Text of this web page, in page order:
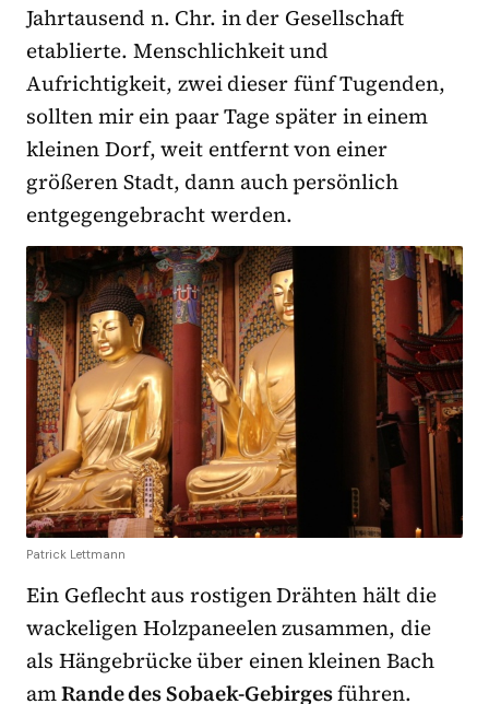
Jahrtausend n. Chr. in der Gesellschaft
etablierte. Menschlichkeit und
Aufrichtigkeit, zwei dieser fünf Tugenden,
sollten mir ein paar Tage später in einem
kleinen Dorf, weit entfernt von einer
größeren Stadt, dann auch persönlich
entgegengebracht werden.
Patrick Lettmann
Ein Geflecht aus rostigen Drähten hält die
wackeligen Holzpaneelen zusammen, die
als Hängebrücke über einen kleinen Bach
amRande des Sobaek-Gebirgesführen.